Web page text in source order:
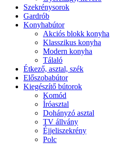
Szekrénysorok
Gardrób
Konyhabútor
Akciós blokk konyha
Klasszikus konyha
Modern konyha
Tálaló
Étkező, asztal, szék
Előszobabútor
Kiegészítő bútorok
Komód
Íróasztal
Dohányzó asztal
TV állvány
Éjjeliszekrény
Polc